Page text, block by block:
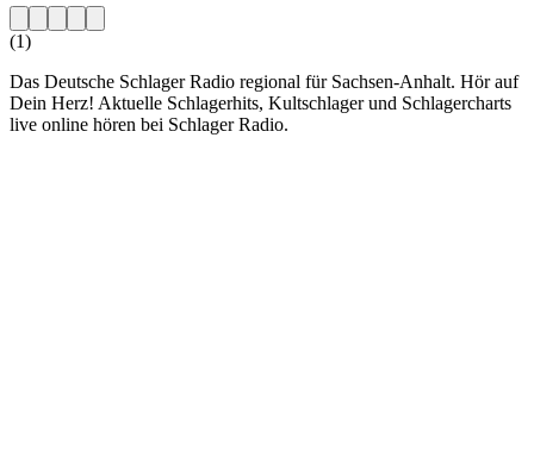
(1)
Das Deutsche Schlager Radio regional für Sachsen-Anhalt. Hör auf
Dein Herz! Aktuelle Schlagerhits, Kultschlager und Schlagercharts
live online hören bei Schlager Radio.